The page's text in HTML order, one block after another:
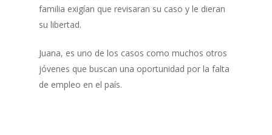
familia exigían que revisaran su caso y le dieran
su libertad.
Juana, es uno de los casos como muchos otros
jóvenes que buscan una oportunidad por la falta
de empleo en el país.